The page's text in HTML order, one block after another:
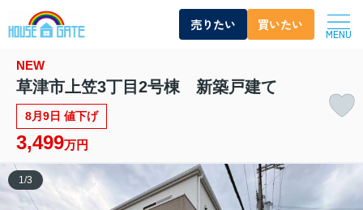
売りたい 買いたい
MENU
NEW
草津市上笠3丁目2号棟 新築戸建て
8月9日 値下げ
3,499万円
1 /3